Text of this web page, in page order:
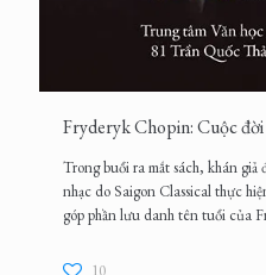
Fryderyk Chopin: Cuộc
Trong buổi ra mắt sách, khán
nhạc do Saigon Classical thực
góp phần lưu danh tên tuổi của